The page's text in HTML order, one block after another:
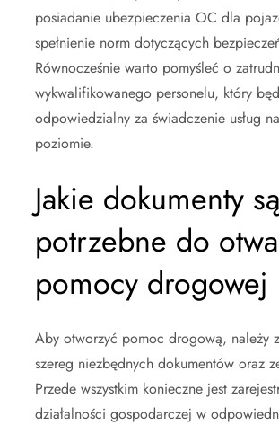
posiadanie ubezpieczenia OC dla
spełnienie norm dotyczących
Równocześnie warto pomyśleć o
wykwalifikowanego personelu, który
odpowiedzialny za świadczenie usług
poziomie.
Jakie dokumenty są
potrzebne do
pomocy drogowej
Aby otworzyć pomoc drogową, należy
szereg niezbędnych dokumentów oraz
Przede wszystkim konieczne jest
działalności gospodarczej w